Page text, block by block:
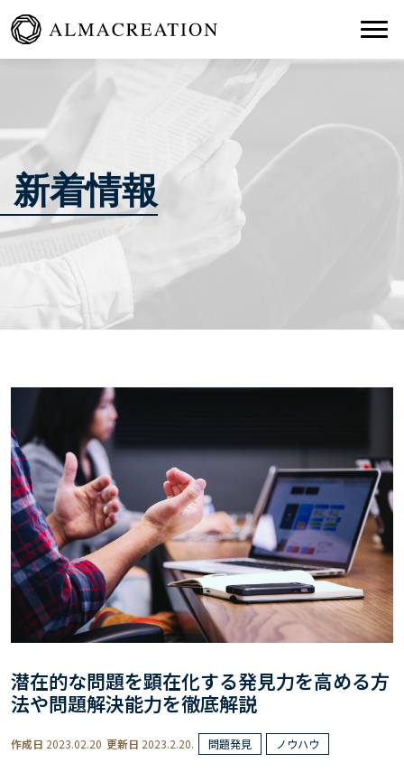
新着情報
潜在的な問題を顕在化する発見力を高める方
法や問題解決能力を徹底解説
作成日 2023.02.20 更新日 2023.2.20. 問題発見 ノウハウ